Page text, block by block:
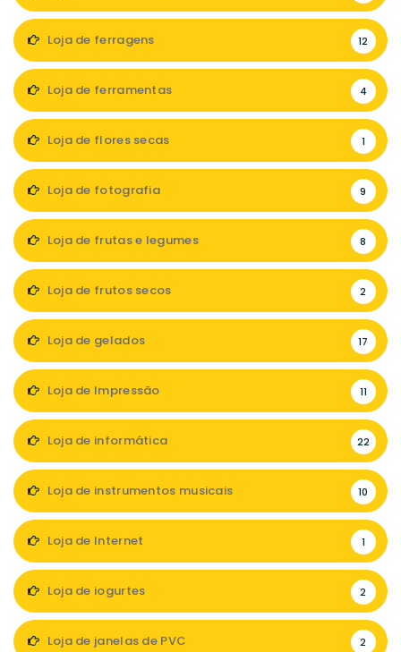
Loja de ferragens 12
Loja de ferramentas 4
Loja de flores secas 1
Loja de fotografia 9
Loja de frutas e legumes 8
Loja de frutos secos 2
Loja de gelados 17
Loja de Impressão 11
Loja de informática 22
Loja de instrumentos musicais 10
Loja de Internet 1
Loja de iogurtes 2
Loja de janelas de PVC 2